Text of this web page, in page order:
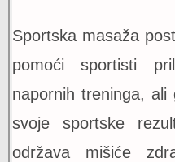
Sportska masaža
pomoći sportisti
napornih treninga,
svoje sportske
održava mišiće